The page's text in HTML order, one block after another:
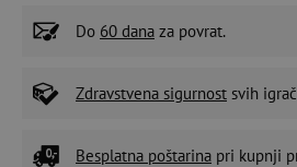
Do 60 dana za povrat.
Zdravstvena sigurnost svih
Besplatna poštarina pri kupnji